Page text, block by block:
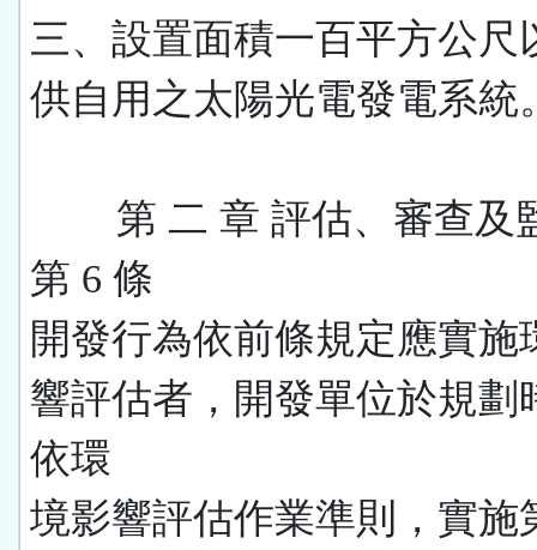
三、設置面積一百平方公尺
供自用之太陽光電發電系統
第 二 章 評估、審查及
第 6 條
開發行為依前條規定應實施
響評估者，開發單位於規劃
依環
境影響評估作業準則，實施